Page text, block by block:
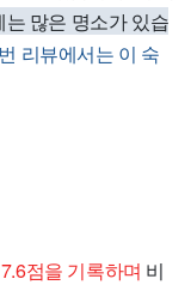
는 많은 명소가 있습
리뷰에서는 이 숙
점을 기록하며 비